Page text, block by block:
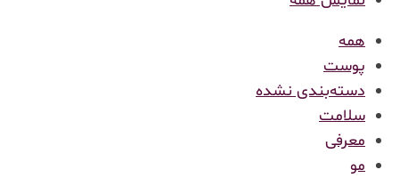
همه
پوست
دسته‌بندی نشده
سلامت
معرفی
مو